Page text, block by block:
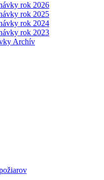
rok 2026
rok 2025
rok 2024
rok 2023
Archív